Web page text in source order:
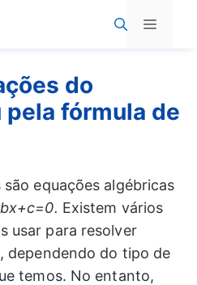
Menu
do
fórmula de
equações algébricas
Existem vários
usar para resolver
dependendo do tipo de
temos. No entanto,